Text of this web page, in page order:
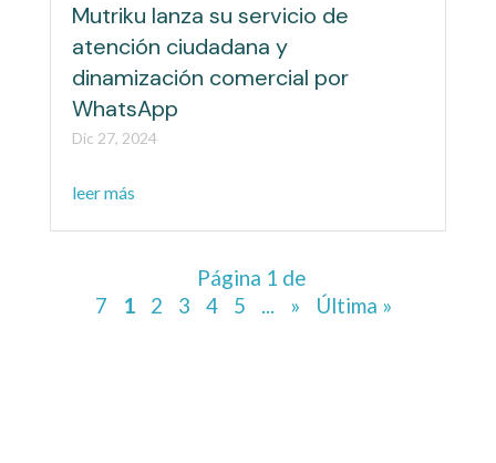
Mutriku lanza su servicio de
atención ciudadana y
dinamización comercial por
WhatsApp
Dic 27, 2024
leer más
Página 1 de
7
1 2 3 4 5 ... » Última »